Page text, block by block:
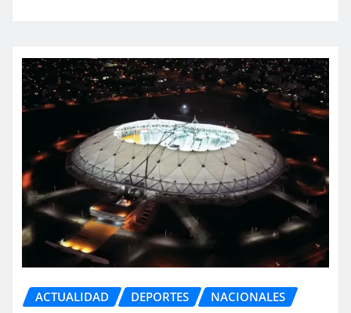
ACTUALIDAD DEPORTES NACIONALES